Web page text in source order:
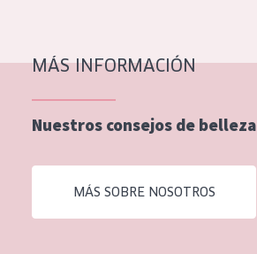
Piel madura
Piel menopáusica
EDAD
MÁS INFORMACIÓN
Nuestros consejos de belleza
MÁS SOBRE NOSOTROS